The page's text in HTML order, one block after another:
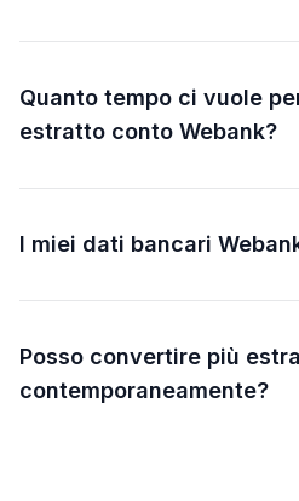
Quanto tempo ci vuole
estratto conto Webank?
I miei dati bancari
Posso convertire più
contemporaneamente?